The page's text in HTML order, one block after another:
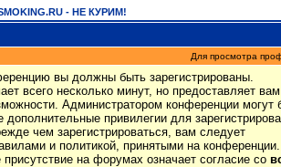
- НЕ КУРИМ!
Для просмотра
вы должны быть зарегистрированы.
всего несколько минут, но предоставляет вам
Администратором конференции могут
дополнительные привилегии для
чем зарегистрироваться, вам следует
и политикой, принятыми на конференции.
на форумах означает согласие со